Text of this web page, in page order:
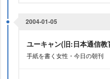
2004-01-05
ユーキャン(旧:日本通信教
手紙を書く女性・今日の朝刊